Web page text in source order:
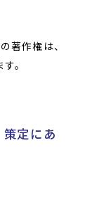
著作権は、
。
定にあ